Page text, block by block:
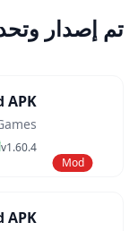
تم إصدار
Mod
APK
v1.60.4